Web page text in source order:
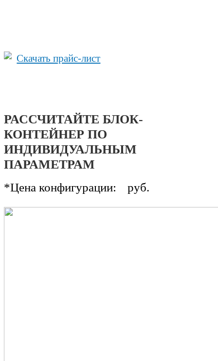
Скачать прайс-лист
РАССЧИТАЙТЕ БЛОК-
КОНТЕЙНЕР ПО
ИНДИВИДУАЛЬНЫМ
ПАРАМЕТРАМ
*Цена конфигурации: руб.